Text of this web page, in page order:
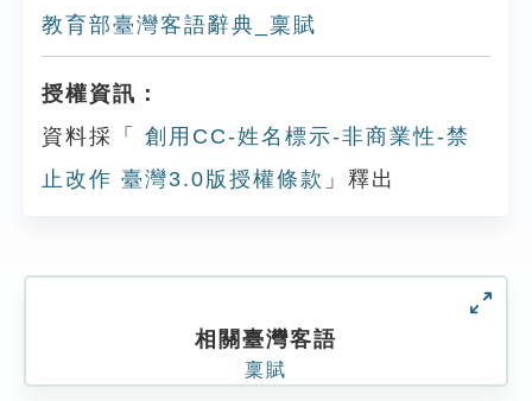
教育部臺灣客語辭典_稟賦
授權資訊：
資料採「
創用CC-姓名標示-非商業性-禁
止改作 臺灣3.0版授權條款 」釋出
相關臺灣客語
稟賦